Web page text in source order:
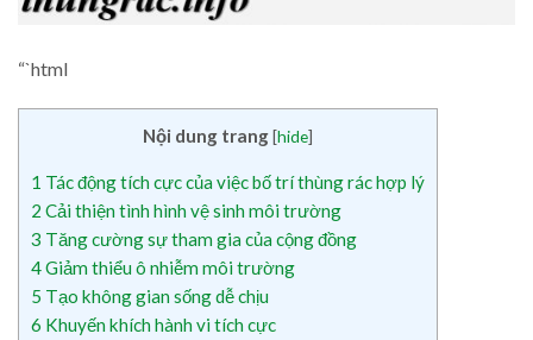
“`html
Nội dung trang[hide]
1 Tác động tích cực của việc bố trí thùng rác hợp lý
2 Cải thiện tình hình vệ sinh môi trường
3 Tăng cường sự tham gia của cộng đồng
4Giảm thiểu ô nhiễm môi trường
5 Tạo không gian sống dễ chịu
6 Khuyến khích hành vi tích cực